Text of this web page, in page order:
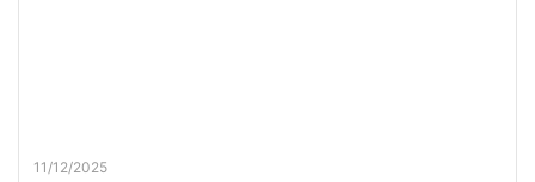
11/12/2025